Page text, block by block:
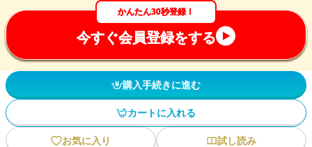
かんたん30秒登録！
今すぐ会員登録をする
購入手続きに進む
カートに入れる
お気に入り
試し読み